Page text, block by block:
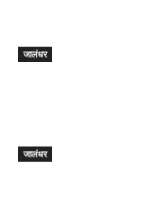
जालंधर
जालंधर